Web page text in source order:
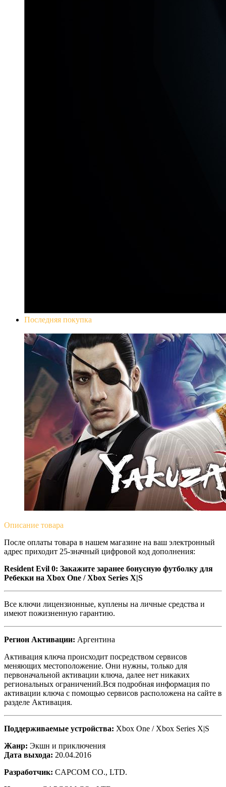
Последняя покупка
Описание товара
После оплаты товара в нашем магазине на ваш электронный
адрес приходит 25-значный цифровой код дополнения:
Resident Evil 0: Закажите заранее бонусную футболку для
Ребекки на Xbox One / Xbox Series X|S
Все ключи лицензионные, куплены на личные средства и
имеют пожизненную гарантию.
Регион Активации: Аргентина
Активация ключа происходит посредством сервисов
меняющих местоположение. Они нужны, только для
первоначальной активации ключа, далее нет никаких
региональных ограничений.Вся подробная информация по
активации ключа с помощью сервисов расположена на сайте в
разделе Активация.
Поддерживаемые устройства: Xbox One / Xbox Series X|S
Жанр: Экшн и приключения
Дата выхода: 20.04.2016
Разработчик: CAPCOM CO., LTD.